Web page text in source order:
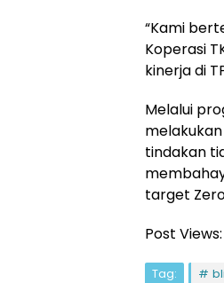
“Kami
Koperasi
kinerja di
Melalui
tindakan
target
Post Views:
Tag: